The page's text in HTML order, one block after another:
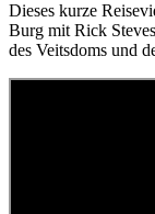
Dieses kurze
Burg mit Rick
des Veitsdoms und